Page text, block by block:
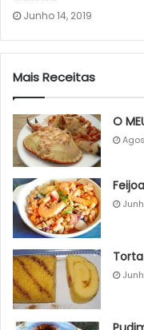
Junho 14, 2019
Mais Receitas
O